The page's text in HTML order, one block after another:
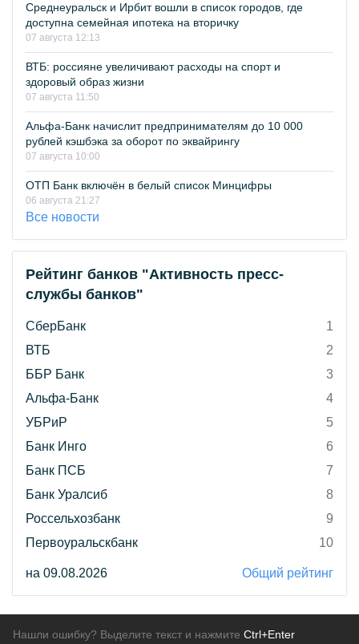
Среднеуральск и Ирбит вошли в список городов, где
доступна семейная ипотека на вторичку
07 августа 12:13
ВТБ: россияне увеличивают расходы на спорт и
здоровый образ жизни
07 августа 11:50
Альфа-Банк начислит предпринимателям до 10 000
рублей кэшбэка за оборот по эквайрингу
07 августа 10:00
ОТП Банк включён в белый список Минцифры
06 августа 21:27
Все новости
Рейтинг банков "Активность пресс-
службы банков"
СберБанк
1
ВТБ
2
ББР Банк
3
Альфа-Банк
4
УБРиР
5
Банк Инго
6
Банк ПСБ
7
Банк Уралсиб
8
Россельхозбанк
9
Первоуральскбанк
10
на 09.08.2026 Общий рейтинг
Нашли ошибку? Выделите текст и нажмите Ctrl+Enter